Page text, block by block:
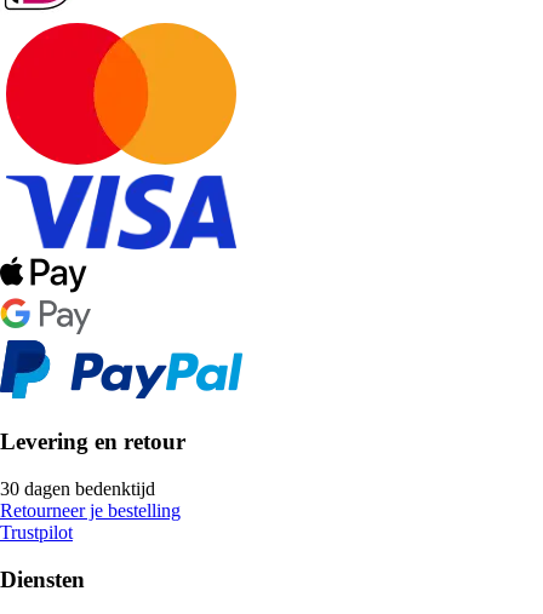
Levering en retour
30 dagen bedenktijd
Retourneer je bestelling
Trustpilot
Diensten